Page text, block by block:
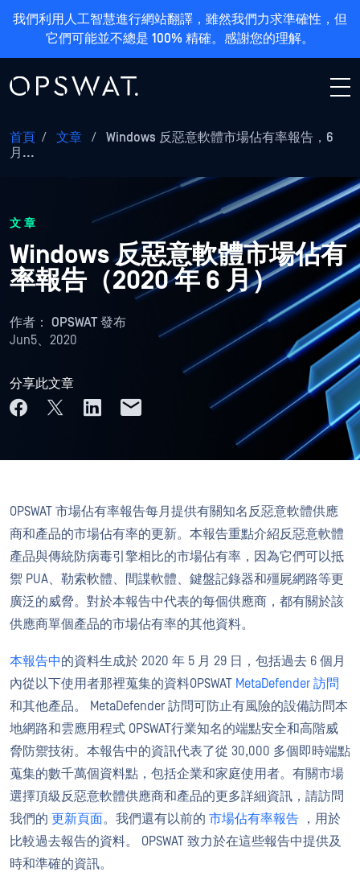
我們利用人工智慧進行網站翻譯，雖然我們力求準確性，但
它們可能並不總是 100% 精確。感謝您的理解。
首頁 / 文章 /
Windows 反惡意軟體市場佔有率報告，6
月...
文章
Windows 反惡意軟體市場佔有
率報告（2020 年 6 月）
作者： OPSWAT 發布
Jun5、2020
分享此文章
OPSWAT 市場佔有率報告每月提供有關知名反惡意軟體供應
商和產品的市場佔有率的更新。本報告重點介紹反惡意軟體
產品與傳統防病毒引擎相比的市場佔有率，因為它們可以抵
禦 PUA、勒索軟體、間諜軟體、鍵盤記錄器和殭屍網路等更
廣泛的威脅。對於本報告中代表的每個供應商，都有關於該
供應商單個產品的市場佔有率的其他資料。
本報告中的資料生成於 2020 年 5 月 29 日，包括過去 6 個月
內從以下使用者那裡蒐集的資料OPSWAT MetaDefender 訪問
和其他產品。 MetaDefender 訪問可防止有風險的設備訪問本
地網路和雲應用程式 OPSWAT行業知名的端點安全和高階威
脅防禦技術。本報告中的資訊代表了從 30,000 多個即時端點
蒐集的數千萬個資料點，包括企業和家庭使用者。有關市場
選擇頂級反惡意軟體供應商和產品的更多詳細資訊，請訪問
我們的 更新頁面。我們還有以前的 市場佔有率報告 ，用於
比較過去報告的資料。 OPSWAT 致力於在這些報告中提供及
時和準確的資訊。